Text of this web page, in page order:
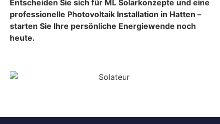
Entscheiden Sie sich für ML Solarkonzepte und eine
professionelle Photovoltaik Installation in Hatten –
starten Sie Ihre persönliche Energiewende noch
heute.